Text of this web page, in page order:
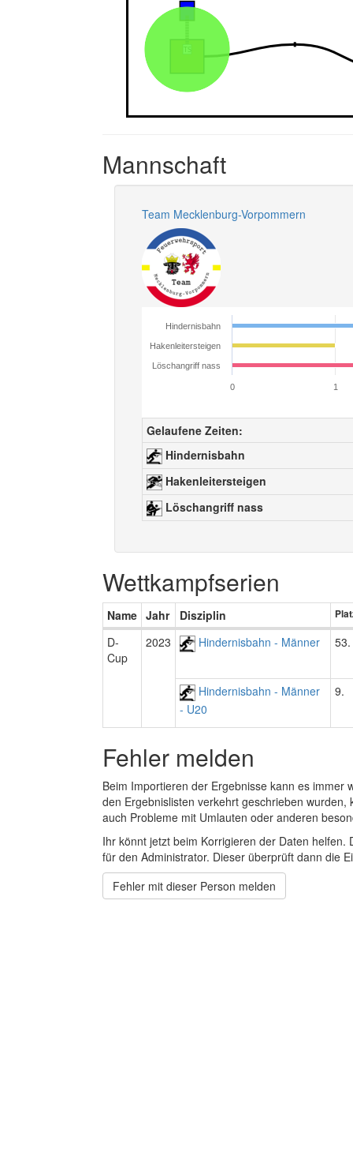
Mannschaft
Team Mecklenburg-Vorpommern
Hindernisbahn
Hakenleitersteigen
Löschangriff nass
0 1
Gelaufene Zeiten:
Hindernisbahn
Hakenleitersteigen
Löschangriff nass
Wettkampfserien
Name Jahr Disziplin
D-
Cup
2023 Hindernisbahn - Männer 53.
Hindernisbahn - Männer
- U20
9.
Fehler melden
Beim Importieren der Ergebnisse kann es
den Ergebnislisten verkehrt geschrieben
auch Probleme mit Umlauten oder anderen
Ihr könnt jetzt beim Korrigieren der Daten
für den Administrator. Dieser überprüft dann die
Fehler mit dieser Person melden